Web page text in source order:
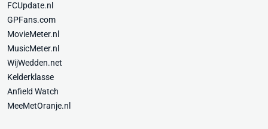
FCUpdate.nl
GPFans.com
MovieMeter.nl
MusicMeter.nl
WijWedden.net
Kelderklasse
Anfield Watch
MeeMetOranje.nl